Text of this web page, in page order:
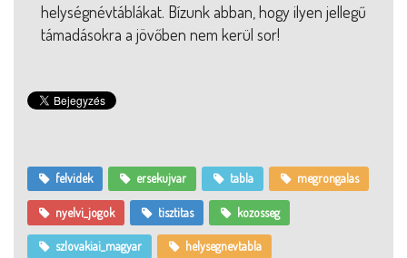
helységnévtáblákat. Bízunk abban, hogy ilyen jellegű
támadásokra a jövőben nem kerül sor!
felvidek ersekujvar tabla megrongalas
nyelvi_jogok tisztitas kozosseg
szlovakiai_magyar helysegnevtabla